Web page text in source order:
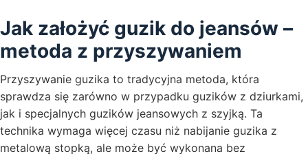
Jak założyć guzik do jeansów –
metoda z przyszywaniem
Przyszywanie guzika to tradycyjna metoda, która
sprawdza się zarówno w przypadku guzików z dziurkami,
jak i specjalnych guzików jeansowych z szyjką. Ta
technika wymaga więcej czasu niż nabijanie guzika z
metalową stopką, ale może być wykonana bez